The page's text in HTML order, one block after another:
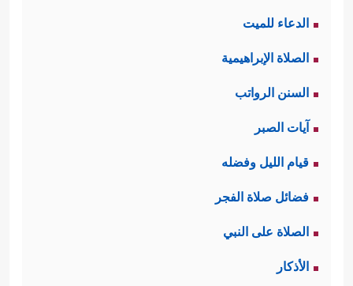
الدعاء للميت
الصلاة الإبراهيمية
السنن الرواتب
آيات الصبر
قيام الليل وفضله
فضائل صلاة الفجر
الصلاة على النبي
الأذكار